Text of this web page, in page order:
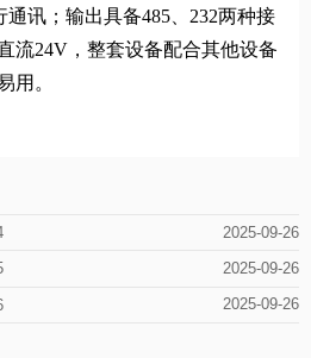
讯；输出具备485、232两种接
流24V，整套设备配合其他设备
用。
2025-09-26
2025-09-26
2025-09-26